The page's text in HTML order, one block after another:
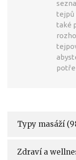
tejpů
také
Typy masáží
Zdraví a